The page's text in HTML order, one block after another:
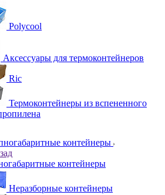
Polycool
Аксессуары для термоконтейнеров
Ric
Термоконтейнеры из вспененного
контейнеры
контейнеры
Неразборные контейнеры